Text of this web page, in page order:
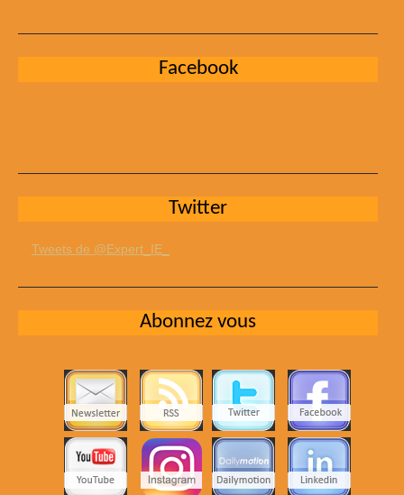
Facebook
Twitter
Tweets de @Expert_IE_
Abonnez vous